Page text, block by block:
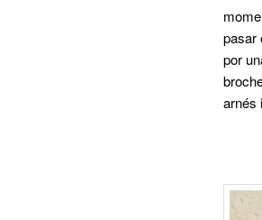
pasar
por
arnés